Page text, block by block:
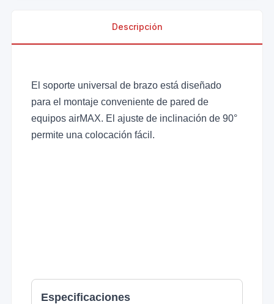
Descripción
El soporte universal de brazo está diseñado
para el montaje conveniente de pared de
equipos airMAX. El ajuste de inclinación de 90°
permite una colocación fácil.
Especificaciones